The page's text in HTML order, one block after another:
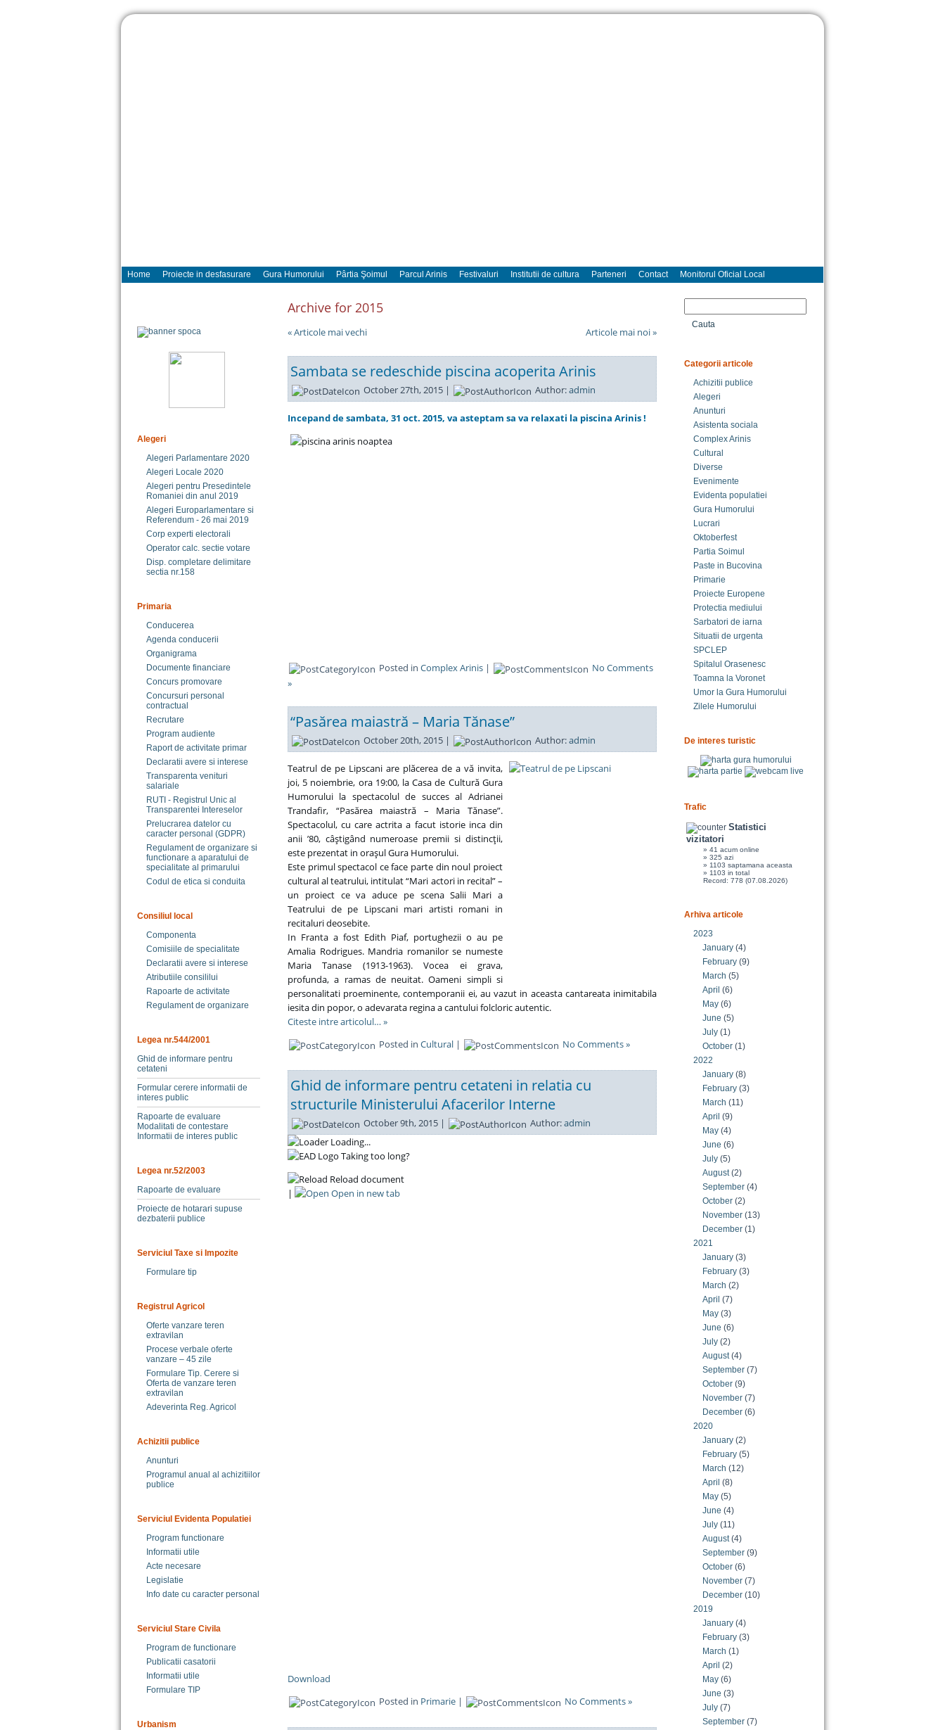
Home Proiecte in desfasurare Gura Humorului Pârtia Şoimul Parcul Arinis Festivaluri Institutii de cultura Parteneri Contact Monitorul Oficial Local
Alegeri
Alegeri Parlamentare 2020
Alegeri Locale 2020
Alegeri pentru Presedintele
Romaniei din anul 2019
Alegeri Europarlamentare si
Referendum - 26 mai 2019
Corp experti electorali
Operator calc. sectie votare
Disp. completare delimitare
sectia nr.158
Primaria
Conducerea
Agenda conducerii
Organigrama
Documente financiare
Concurs promovare
Concursuri personal
contractual
Recrutare
Program audiente
Raport de activitate primar
Declaratii avere si interese
Transparenta venituri
salariale
RUTI - Registrul Unic al
Transparentei Intereselor
Prelucrarea datelor cu
caracter personal (GDPR)
Regulament de organizare si
functionare a aparatului de
specialitate al primarului
Codul de etica si conduita
Consiliul local
Componenta
Comisiile de specialitate
Declaratii avere si interese
Atributiile consililui
Rapoarte de activitate
Regulament de organizare
Legea nr.544/2001
Ghid de informare pentru
cetateni
Formular cerere informatii de
interes public
Rapoarte de evaluare
Modalitati de contestare
Informatii de interes public
Legea nr.52/2003
Rapoarte de evaluare
Proiecte de hotarari supuse
dezbaterii publice
Serviciul Taxe si Impozite
Formulare tip
Registrul Agricol
Oferte vanzare teren
extravilan
Procese verbale oferte
vanzare – 45 zile
Formulare Tip. Cerere si
Oferta de vanzare teren
extravilan
Adeverinta Reg. Agricol
Achizitii publice
Anunturi
Programul anual al achizitiilor
publice
Serviciul Evidenta Populatiei
Program functionare
Informatii utile
Acte necesare
Legislatie
Info date cu caracter personal
Serviciul Stare Civila
Program de functionare
Publicatii casatorii
Informatii utile
Formulare TIP
Urbanism
Archive for 2015
« Articole mai vechi Articole mai noi »
Sambata se redeschide piscina acoperita Arinis
October 27th, 2015 | Author:admin
Incepand de sambata, 31 oct. 2015, va asteptam sa va relaxati la piscina Arinis !
Posted in Complex Arinis |
No Comments
»
“Pasărea maiastră – Maria Tănase”
October 20th, 2015 | Author:admin
Teatrul de pe Lipscani are plăcerea de a vă invita,
joi, 5 noiembrie, ora 19:00, la Casa de Cultură Gura
Humorului la spectacolul de succes al Adrianei
Trandafir, “Pasărea maiastră – Maria Tănase”.
Spectacolul, cu care actrita a facut istorie inca din
anii ’80, câştigând numeroase premii si distincţii,
este prezentat in oraşul Gura Humorului.
Este primul spectacol ce face parte din noul proiect
cultural al teatrului, intitulat “Mari actori in recital” –
un proiect ce va aduce pe scena Salii Mari a
Teatrului de pe Lipscani mari artisti romani in
recitaluri deosebite.
In Franta a fost Edith Piaf, portughezii o au pe
Amalia Rodrigues. Mandria romanilor se numeste
Maria Tanase (1913-1963). Vocea ei grava,
profunda, a ramas de neuitat. Oameni simpli si
personalitati proeminente, contemporanii ei, au vazut in aceasta cantareata inimitabila
iesita din popor, o adevarata regina a cantului folcloric autentic.
Citeste intre articolul… »
Posted in Cultural | No Comments »
Ghid de informare pentru cetateni in relatia cu
structurile Ministerului Afacerilor Interne
October 9th, 2015 | Author:admin
Loading...
Taking too long?
Reload document
|
Open in new tab
Download
Posted in Primarie | No Comments »
Cauta
Categorii articole
Achizitii publice
Alegeri
Anunturi
Asistenta sociala
Complex Arinis
Cultural
Diverse
Evenimente
Evidenta populatiei
Gura Humorului
Lucrari
Oktoberfest
Partia Soimul
Paste in Bucovina
Primarie
Proiecte Europene
Protectia mediului
Sarbatori de iarna
Situatii de urgenta
SPCLEP
Spitalul Orasenesc
Toamna la Voronet
Umor la Gura Humorului
Zilele Humorului
De interes turistic
Trafic
Statistici
vizitatori
» 41 acum online
» 325 azi
» 1103 saptamana aceasta
» 1103 in total
Record: 778 (07.08.2026)
Arhiva articole
2023
January (4)
February (9)
March (5)
April (6)
May (6)
June (5)
July (1)
October (1)
2022
January (8)
February (3)
March (11)
April (9)
May (4)
June (6)
July (5)
August(2)
September (4)
October (2)
November (13)
December (1)
2021
January (3)
February (3)
March (2)
April (7)
May (3)
June (6)
July (2)
August(4)
September (7)
October (9)
November (7)
December (6)
2020
January (2)
February (5)
March (12)
April (8)
May (5)
June (4)
July (11)
August(4)
September (9)
October (6)
November (7)
December (10)
2019
January (4)
February (3)
March (1)
April (2)
May (6)
June (3)
July (7)
September (7)